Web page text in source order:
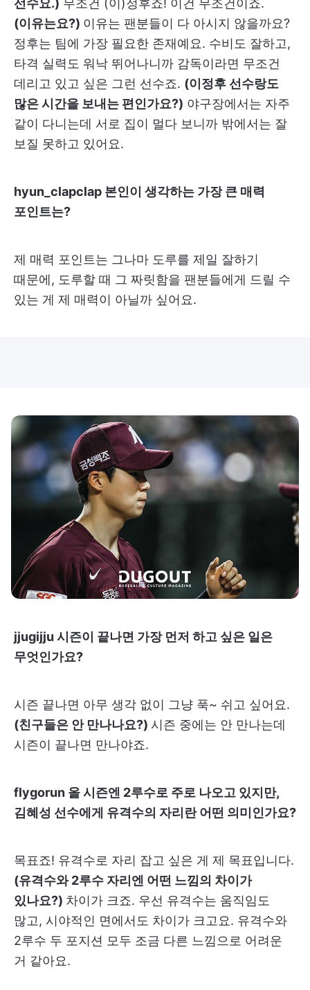
선수요.) 무조건 (이)정후죠! 이건 무조건이죠.
(이유는요?) 이유는 팬분들이 다 아시지 않을까요?
정후는 팀에 가장 필요한 존재예요. 수비도 잘하고,
타격 실력도 워낙 뛰어나니까 감독이라면 무조건
데리고 있고 싶은 그런 선수죠. (이정후 선수랑도
많은 시간을 보내는 편인가요?) 야구장에서는 자주
같이 다니는데 서로 집이 멀다 보니까 밖에서는 잘
보질 못하고 있어요.
hyun_clapclap 본인이 생각하는 가장 큰 매력
포인트는?
제 매력 포인트는 그나마 도루를 제일 잘하기
때문에, 도루할 때 그 짜릿함을 팬분들에게 드릴 수
있는 게 제 매력이 아닐까 싶어요.
jjugijju 시즌이 끝나면 가장 먼저 하고 싶은 일은
무엇인가요?
시즌 끝나면 아무 생각 없이 그냥 푹~ 쉬고 싶어요.
(친구들은 안 만나나요?) 시즌 중에는 안 만나는데
시즌이 끝나면 만나야죠.
flygorun 올 시즌엔 2루수로 주로 나오고 있지만,
김혜성 선수에게 유격수의 자리란 어떤 의미인가요?
목표죠! 유격수로 자리 잡고 싶은 게 제 목표입니다.
(유격수와 2루수 자리엔 어떤 느낌의 차이가
있나요?) 차이가 크죠. 우선 유격수는 움직임도
많고, 시야적인 면에서도 차이가 크고요. 유격수와
2루수 두 포지션 모두 조금 다른 느낌으로 어려운
거 같아요.